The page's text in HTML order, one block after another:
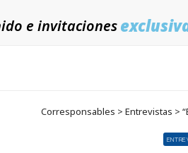
e invitaciones
Corresponsables > Entrevistas >